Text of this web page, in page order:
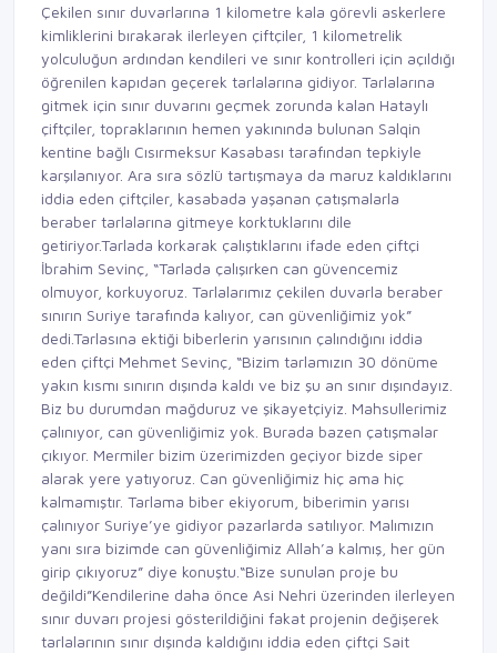
Çekilen sınır duvarlarına 1 kilometre kala görevli askerlere
kimliklerini bırakarak ilerleyen çiftçiler, 1 kilometrelik
yolculuğun ardından kendileri ve sınır kontrolleri için açıldığı
öğrenilen kapıdan geçerek tarlalarına gidiyor. Tarlalarına
gitmek için sınır duvarını geçmek zorunda kalan Hataylı
çiftçiler, topraklarının hemen yakınında bulunan Salqin
kentine bağlı Cısırmeksur Kasabası tarafından tepkiyle
karşılanıyor. Ara sıra sözlü tartışmaya da maruz kaldıklarını
iddia eden çiftçiler, kasabada yaşanan çatışmalarla
beraber tarlalarına gitmeye korktuklarını dile
getiriyor.Tarlada korkarak çalıştıklarını ifade eden çiftçi
İbrahim Sevinç, “Tarlada çalışırken can güvencemiz
olmuyor, korkuyoruz. Tarlalarımız çekilen duvarla beraber
sınırın Suriye tarafında kalıyor, can güvenliğimiz yok”
dedi.Tarlasına ektiği biberlerin yarısının çalındığını iddia
eden çiftçi Mehmet Sevinç, “Bizim tarlamızın 30 dönüme
yakın kısmı sınırın dışında kaldı ve biz şu an sınır dışındayız.
Biz bu durumdan mağduruz ve şikayetçiyiz. Mahsullerimiz
çalınıyor, can güvenliğimiz yok. Burada bazen çatışmalar
çıkıyor. Mermiler bizim üzerimizden geçiyor bizde siper
alarak yere yatıyoruz. Can güvenliğimiz hiç ama hiç
kalmamıştır. Tarlama biber ekiyorum, biberimin yarısı
çalınıyor Suriye’ye gidiyor pazarlarda satılıyor. Malımızın
yanı sıra bizimde can güvenliğimiz Allah’a kalmış, her gün
girip çıkıyoruz” diye konuştu.“Bize sunulan proje bu
değildi”Kendilerine daha önce Asi Nehri üzerinden ilerleyen
sınır duvarı projesi gösterildiğini fakat projenin değişerek
tarlalarının sınır dışında kaldığını iddia eden çiftçi Sait